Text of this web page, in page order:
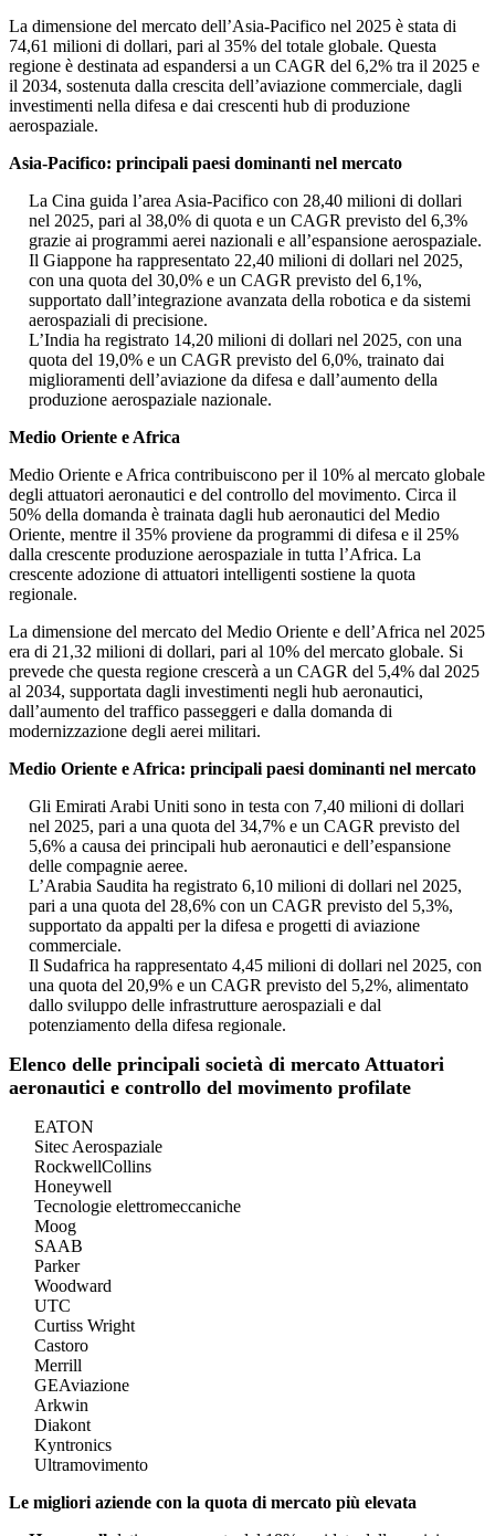
La dimensione del mercato dell’Asia-Pacifico nel 2025 è stata di
74,61 milioni di dollari, pari al 35% del totale globale. Questa
regione è destinata ad espandersi a un CAGR del 6,2% tra il 2025 e
il 2034, sostenuta dalla crescita dell’aviazione commerciale, dagli
investimenti nella difesa e dai crescenti hub di produzione
aerospaziale.
Asia-Pacifico: principali paesi dominanti nel mercato
La Cina guida l’area Asia-Pacifico con 28,40 milioni di dollari
nel 2025, pari al 38,0% di quota e un CAGR previsto del 6,3%
grazie ai programmi aerei nazionali e all’espansione aerospaziale.
Il Giappone ha rappresentato 22,40 milioni di dollari nel 2025,
con una quota del 30,0% e un CAGR previsto del 6,1%,
supportato dall’integrazione avanzata della robotica e da sistemi
aerospaziali di precisione.
L’India ha registrato 14,20 milioni di dollari nel 2025, con una
quota del 19,0% e un CAGR previsto del 6,0%, trainato dai
miglioramenti dell’aviazione da difesa e dall’aumento della
produzione aerospaziale nazionale.
Medio Oriente e Africa
Medio Oriente e Africa contribuiscono per il 10% al mercato globale
degli attuatori aeronautici e del controllo del movimento. Circa il
50% della domanda è trainata dagli hub aeronautici del Medio
Oriente, mentre il 35% proviene da programmi di difesa e il 25%
dalla crescente produzione aerospaziale in tutta l’Africa. La
crescente adozione di attuatori intelligenti sostiene la quota
regionale.
La dimensione del mercato del Medio Oriente e dell’Africa nel 2025
era di 21,32 milioni di dollari, pari al 10% del mercato globale. Si
prevede che questa regione crescerà a un CAGR del 5,4% dal 2025
al 2034, supportata dagli investimenti negli hub aeronautici,
dall’aumento del traffico passeggeri e dalla domanda di
modernizzazione degli aerei militari.
Medio Oriente e Africa: principali paesi dominanti nel mercato
Gli Emirati Arabi Uniti sono in testa con 7,40 milioni di dollari
nel 2025, pari a una quota del 34,7% e un CAGR previsto del
5,6% a causa dei principali hub aeronautici e dell’espansione
delle compagnie aeree.
L’Arabia Saudita ha registrato 6,10 milioni di dollari nel 2025,
pari a una quota del 28,6% con un CAGR previsto del 5,3%,
supportato da appalti per la difesa e progetti di aviazione
commerciale.
Il Sudafrica ha rappresentato 4,45 milioni di dollari nel 2025, con
una quota del 20,9% e un CAGR previsto del 5,2%, alimentato
dallo sviluppo delle infrastrutture aerospaziali e dal
potenziamento della difesa regionale.
Elenco delle principali società di mercato Attuatori
aeronautici e controllo del movimento profilate
EATON
Sitec Aerospaziale
RockwellCollins
Honeywell
Tecnologie elettromeccaniche
Moog
SAAB
Parker
Woodward
UTC
Curtiss Wright
Castoro
Merrill
GEAviazione
Arkwin
Diakont
Kyntronics
Ultramovimento
Le migliori aziende con la quota di mercato più elevata